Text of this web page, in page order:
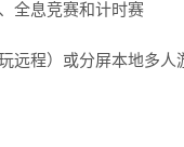
全息竞赛和计时赛
远程）或分屏本地多人